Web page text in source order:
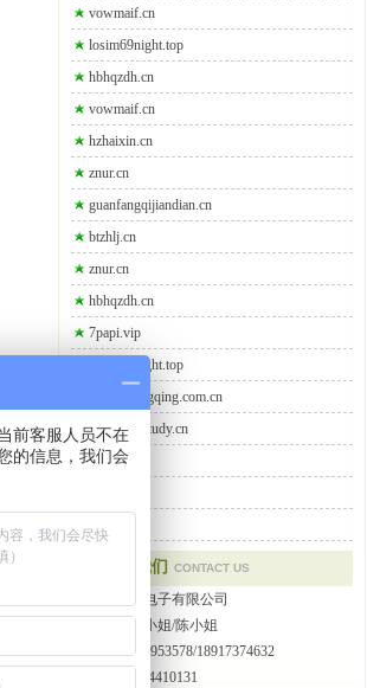
vowmaif.cn
losim69night.top
hbhqzdh.cn
vowmaif.cn
hzhaixin.cn
znur.cn
guanfangqijiandian.cn
btzhlj.cn
znur.cn
hbhqzdh.cn
7papi.vip
losim69night.top
nanmeifengqing.com.cn
iflyglobalstudy.cn
btzhlj.cn
spyxcm.cn
联系我们 CONTACT US
上海威兴达电子有限公司
联系人：张小姐/陈小姐
手机：13162953578/18917374632
电话：021-64410131
前客服人员不在
的信息，我们会